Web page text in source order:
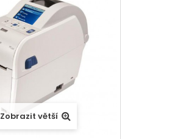
Zobrazit větší